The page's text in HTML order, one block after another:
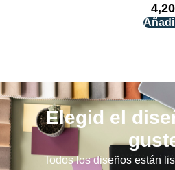
4,20
Elegid el
Todos los diseños están